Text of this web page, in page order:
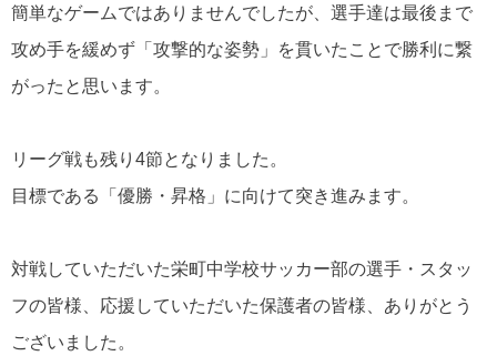
簡単なゲームではありませんでしたが、選手達は最後まで
攻め手を緩めず「攻撃的な姿勢」を貫いたことで勝利に繋
がったと思います。
リーグ戦も残り 4節となりました。
目標である「優勝・昇格」に向けて突き進みます。
対戦していただいた栄町中学校サッカー部の選手・スタッ
フの皆様、応援していただいた保護者の皆様、ありがとう
ございました。